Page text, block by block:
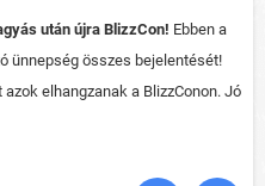
után újra BlizzCon! Ebben a
ünnepség összes bejelentését!
elhangzanak a BlizzConon. Jó